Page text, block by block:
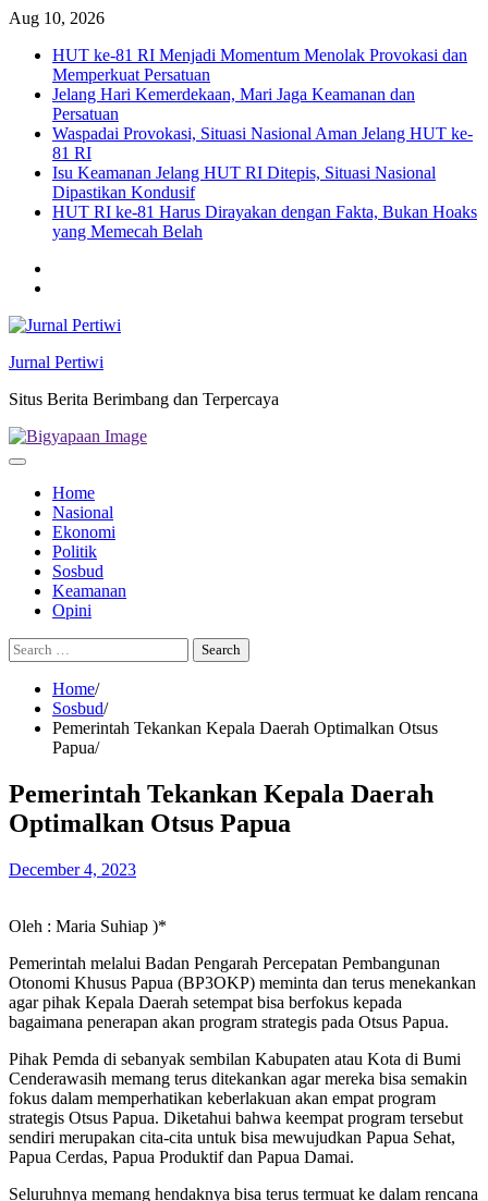
Skip
content
Aug 10, 2026
HUT ke-81 RI Menjadi Momentum Menolak Provokasi dan
Memperkuat Persatuan
Jelang Hari Kemerdekaan, Mari Jaga Keamanan dan
Persatuan
Waspadai Provokasi, Situasi Nasional Aman Jelang HUT ke-
81 RI
Isu Keamanan Jelang HUT RI Ditepis, Situasi Nasional
Dipastikan Kondusif
HUT RI ke-81 Harus Dirayakan dengan Fakta, Bukan Hoaks
yang Memecah Belah
Jurnal Pertiwi
Situs Berita Berimbang dan Terpercaya
Home
Nasional
Ekonomi
Politik
Sosbud
Keamanan
Opini
Search
for:
Home
Sosbud
Pemerintah Tekankan Kepala Daerah Optimalkan Otsus
Papua
Pemerintah Tekankan Kepala Daerah
Optimalkan Otsus Papua
December 4, 2023
Oleh : Maria Suhiap )*
Pemerintah melalui Badan Pengarah Percepatan Pembangunan
Otonomi Khusus Papua (BP3OKP) meminta dan terus menekankan
agar pihak Kepala Daerah setempat bisa berfokus kepada
bagaimana penerapan akan program strategis pada Otsus Papua.
Pihak Pemda di sebanyak sembilan Kabupaten atau Kota di Bumi
Cenderawasih memang terus ditekankan agar mereka bisa semakin
fokus dalam memperhatikan keberlakuan akan empat program
strategis Otsus Papua. Diketahui bahwa keempat program tersebut
sendiri merupakan cita-cita untuk bisa mewujudkan Papua Sehat,
Papua Cerdas, Papua Produktif dan Papua Damai.
Seluruhnya memang hendaknya bisa terus termuat ke dalam rencana